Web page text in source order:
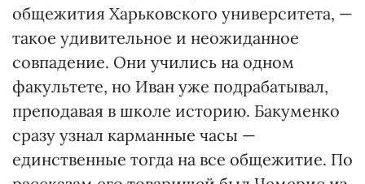
общежития Харьковского университета, —
такое удивительное и неожиданное
совпадение. Они учились на одном
факультете, но Иван уже подрабатывал,
преподавая в школе историю. Бакуменко
сразу узнал карманные часы —
единственные тогда на все общежитие. По